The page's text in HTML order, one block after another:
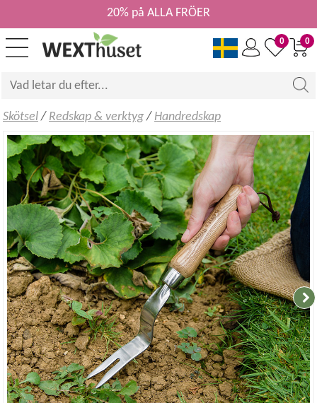
0
0
20% på ALLA FRÖER
Skötsel/ Redskap & verktyg/ Handredskap